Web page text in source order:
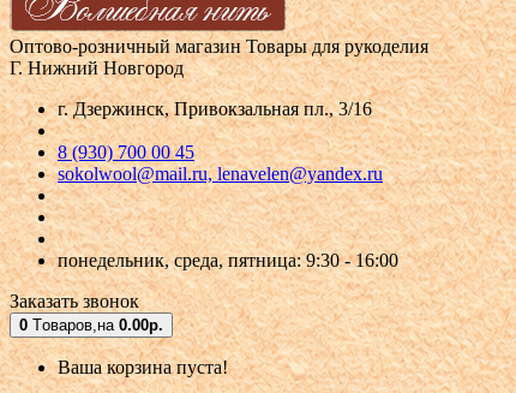
Оптово-розничный магазинТовары для рукоделия
Г. Нижний Новгород
г. Дзержинск, Привокзальная пл., 3/16
8 (930) 700 00 45
sokolwool@mail.ru, lenavelen@yandex.ru
понедельник, среда, пятница: 9:30 - 16:00
Заказать звонок
0 Tоваров, на 0.00р.
Ваша корзина пуста!